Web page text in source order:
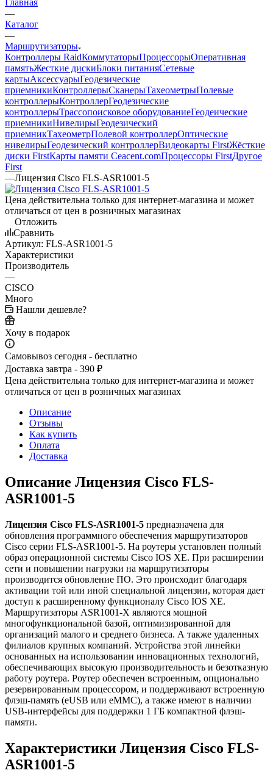
—
Каталог
—
Маршрутизаторы
Контроллеры RaidКоммутаторыПроцессорыОперативная
памятьЖесткие дискиБлоки питанияСетевые
картыАксессуарыГеодезические
приемникиКонтроллерыСканерыТахеометрыПолевые
контроллерыКонтроллерГеодезические
контроллерыТрассопоисковое оборудованиеГеодеические
приемникиНивелирыГеодезический
приемникТахеометрПолевой контроллерОптические
нивелирыГеодезический контроллерВидеокарты FirstЖёсткие
диски FirstКарты памяти Ceacent.comПроцессоры FirstДругое
First
—Лицензия Cisco FLS-ASR1001-5
Цена действительна только для интернет-магазина и может
отличаться от цен в розничных магазинах
Отложить
Сравнить
Артикул: FLS-ASR1001-5
Характеристики
Производитель
—
CISCO
Много
Нашли дешевле?
Хочу в подарок
Самовывоз сегодня - бесплатно
Доставка завтра - 390 ₽
Цена действительна только для интернет-магазина и может
отличаться от цен в розничных магазинах
Описание
Отзывы
Как купить
Оплата
Доставка
Описание Лицензия Cisco FLS-
ASR1001-5
Лицензия Cisco FLS-ASR1001-5 предназначена для
обновления программного обеспечения маршрутизаторов
Cisco серии FLS-ASR1001-5. На роутеры установлен полный
образ операционной системы Cisco IOS XE. При расширении
сети и повышении нагрузки на маршрутизаторы
производится обновление ПО. Это происходит благодаря
активации той или иной специальной лицензии, которая дает
доступ к расширенному функционалу Cisco IOS XE.
Маршрутизаторы ASR1001-X являются мощной
многофункциональной базой, оптимизированной для
организаций малого и среднего бизнеса. А также удаленных
филиалов крупных компаний. Устройства этой линейки
основанных на использовании инновационных технологий,
обеспечивающих высокую производительность и безотказную
работу роутера. Роутер обеспечен встроенным, опционально
резервированным процессором, и поддерживают встроенную
флэш-память (eUSB или eMMC), а также имеют в наличии
USB-интерфейсы для поддержки 1 ГБ компактной флэш-
памяти.
Характеристики Лицензия Cisco FLS-
ASR1001-5